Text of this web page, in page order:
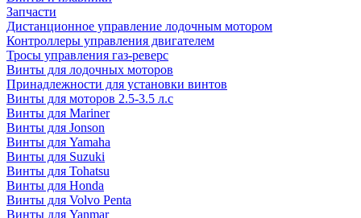
Запчасти
Дистанционное управление лодочным мотором
Контроллеры управления двигателем
Тросы управления газ-реверс
Винты для лодочных моторов
Принадлежности для установки винтов
Винты для моторов 2.5-3.5 л.с
Винты для Mariner
Винты для Jonson
Винты для Yamaha
Винты для Suzuki
Винты для Tohatsu
Винты для Honda
Винты для Volvo Penta
Винты для Yanmar